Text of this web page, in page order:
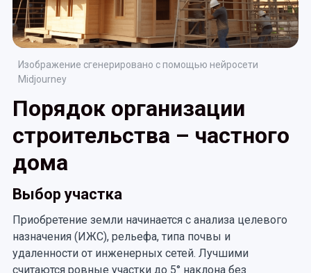
Изображение сгенерировано с помощью нейросети
Midjourney
Порядок организации
строительства – частного
дома
Выбор участка
Приобретение земли начинается с анализа целевого
назначения (ИЖС), рельефа, типа почвы и
удаленности от инженерных сетей. Лучшими
считаются ровные участки до 5° наклона без